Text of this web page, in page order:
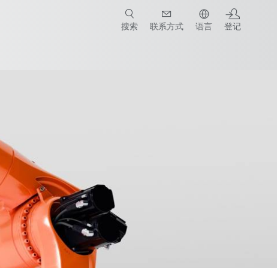
搜索 联系方式 语言 登记